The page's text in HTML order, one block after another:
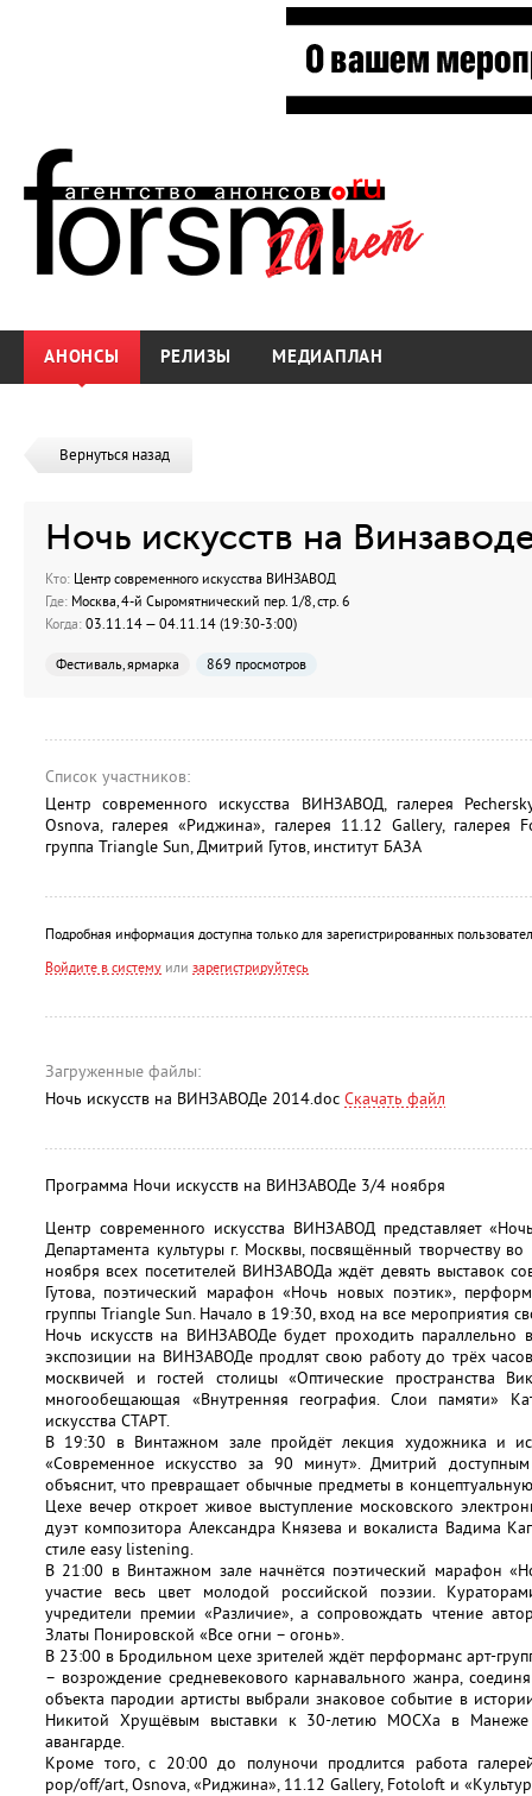
АНОНСЫ РЕЛИЗЫ МЕДИАПЛАН
Вернуться назад
Ночь искусств на
Кто: Центр современного искусства ВИНЗАВОД
Где: Москва, 4-й Сыромятнический пер. 1/8, стр. 6
Когда: 03.11.14 — 04.11.14 (19:30-3:00)
Фестиваль, ярмарка 869 просмотров
Список участников:
Центр современного искусства ВИНЗАВОД, галерея
Osnova, галерея «Риджина», галерея 11.12 Gallery, галерея
группа Triangle Sun, Дмитрий Гутов, институт БАЗА
Подробная информация доступна только для зарегистрированных
Войдите в систему или зарегистрируйтесь
Загруженные файлы:
Ночь искусств на ВИНЗАВОДе 2014.doc Скачать файл
Программа Ночи искусств на ВИНЗАВОДе 3/4 ноября
Центр современного искусства ВИНЗАВОД представляет
Департамента культуры г. Москвы, посвящённый творчеству
ноября всех посетителей ВИНЗАВОДа ждёт девять выставок
Гутова, поэтический марафон «Ночь новых поэтик»,
группы Triangle Sun. Начало в 19:30, вход на все мероприятия
Ночь искусств на ВИНЗАВОДе будет проходить параллельно
экспозиции на ВИНЗАВОДе продлят свою работу до трёх
москвичей и гостей столицы «Оптические пространства
многообещающая «Внутренняя география. Слои памяти»
искусства СТАРТ.
В 19:30 в Винтажном зале пройдёт лекция художника и
«Современное искусство за 90 минут». Дмитрий
объяснит, что превращает обычные предметы в
Цехе вечер откроет живое выступление московского
дуэт композитора Александра Князева и вокалиста Вадима
стиле easy listening.
В 21:00 в Винтажном зале начнётся поэтический марафон
участие весь цвет молодой российской поэзии.
учредители премии «Различие», а сопровождать чтение
Златы Понировской «Все огни – огонь».
В 23:00 в Бродильном цехе зрителей ждёт перформанс арт-
– возрождение средневекового карнавального жанра,
объекта пародии артисты выбрали знаковое событие в
Никитой Хрущёвым выставки к 30-летию МОСХа в Манеже
авангарде.
Кроме того, с 20:00 до полуночи продлится работа
pop/off/art, Osnova, «Риджина», 11.12 Gallery, Fotoloft и